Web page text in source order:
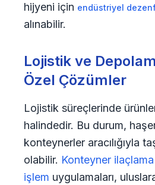
hijyeni için endüstriyel
alınabilir.
Lojistik ve
Özel Çözümler
Lojistik süreçlerinde
halindedir. Bu durum,
konteynerler aracılığıyla
olabilir. Konteyner ilaçlama
işlem uygulamaları,